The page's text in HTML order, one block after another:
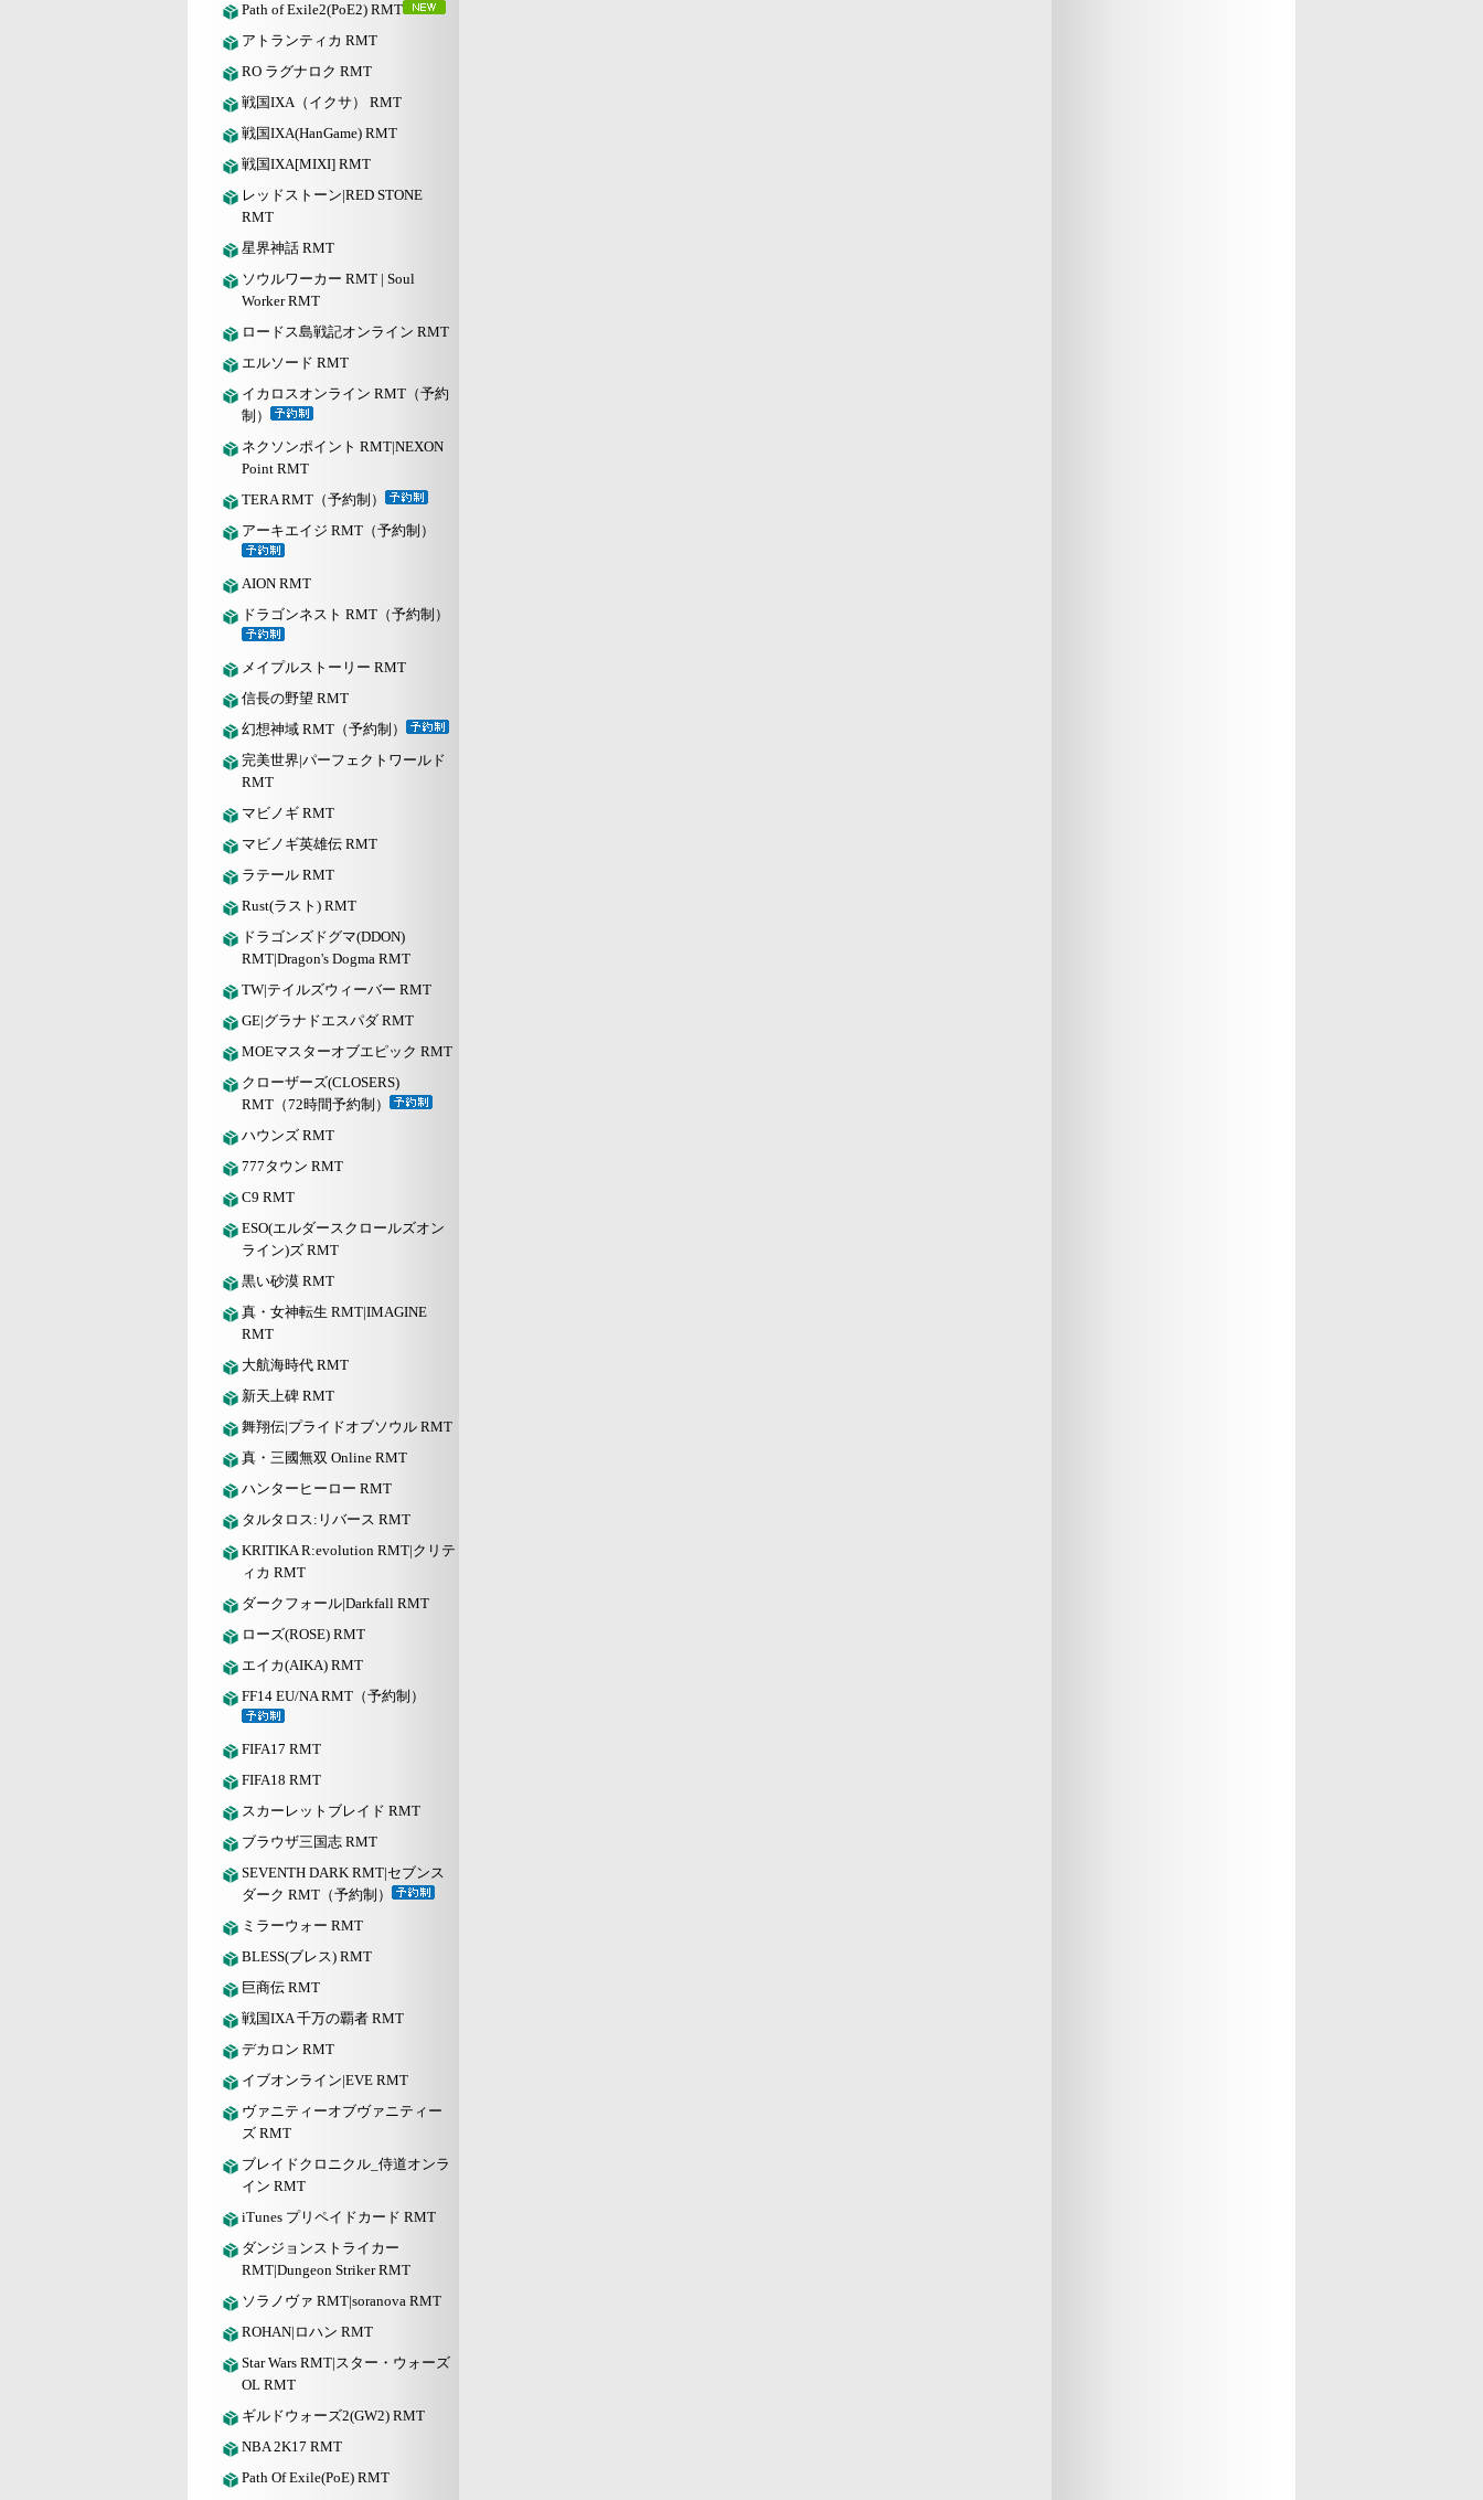
Path of Exile2(PoE2) RMT
アトランティカ RMT
RO ラグナロク RMT
戦国IXA（イクサ） RMT
戦国IXA(HanGame) RMT
戦国IXA[MIXI] RMT
レッドストーン|RED STONE
RMT
星界神話 RMT
ソウルワーカー RMT | Soul
Worker RMT
ロードス島戦記オンライン RMT
エルソード RMT
イカロスオンライン RMT（予約
制）
ネクソンポイント RMT|NEXON
Point RMT
TERA RMT（予約制）
アーキエイジ RMT（予約制）
AION RMT
ドラゴンネスト RMT（予約制）
メイプルストーリー RMT
信長の野望 RMT
幻想神域 RMT（予約制）
完美世界|パーフェクトワールド
RMT
マビノギ RMT
マビノギ英雄伝 RMT
ラテール RMT
Rust(ラスト) RMT
ドラゴンズドグマ(DDON)
RMT|Dragon's Dogma RMT
TW|テイルズウィーバー RMT
GE|グラナドエスパダ RMT
MOEマスターオブエピック RMT
クローザーズ(CLOSERS)
RMT（72時間予約制）
ハウンズ RMT
777タウン RMT
C9 RMT
ESO(エルダースクロールズオン
ライン)ズ RMT
黒い砂漠 RMT
真・女神転生 RMT|IMAGINE
RMT
大航海時代 RMT
新天上碑 RMT
舞翔伝|プライドオブソウル RMT
真・三國無双 Online RMT
ハンターヒーロー RMT
タルタロス:リバース RMT
KRITIKA R:evolution RMT|クリテ
ィカ RMT
ダークフォール|Darkfall RMT
ローズ(ROSE) RMT
エイカ(AIKA) RMT
FF14 EU/NA RMT（予約制）
FIFA17 RMT
FIFA18 RMT
スカーレットブレイド RMT
ブラウザ三国志 RMT
SEVENTH DARK RMT|セブンス
ダーク RMT（予約制）
ミラーウォー RMT
BLESS(ブレス) RMT
巨商伝 RMT
戦国IXA 千万の覇者 RMT
デカロン RMT
イブオンライン|EVE RMT
ヴァニティーオブヴァニティー
ズ RMT
ブレイドクロニクル_侍道オンラ
イン RMT
iTunes プリペイドカード RMT
ダンジョンストライカー
RMT|Dungeon Striker RMT
ソラノヴァ RMT|soranova RMT
ROHAN|ロハン RMT
Star Wars RMT|スター・ウォーズ
OL RMT
ギルドウォーズ2(GW2) RMT
NBA 2K17 RMT
Path Of Exile(PoE) RMT